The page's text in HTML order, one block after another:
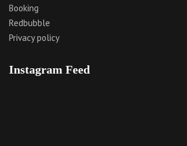
Booking
Redbubble
Privacy policy
Instagram Feed